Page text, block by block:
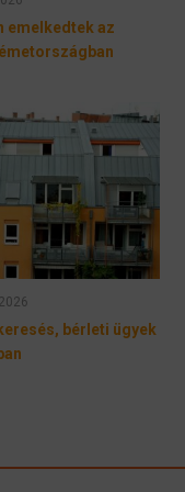
emelkedtek az
bérleti ügyek